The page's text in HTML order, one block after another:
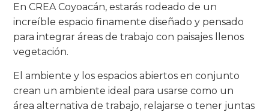
En CREA Coyoacán, estarás rodeado de un
increíble espacio finamente diseñado y pensado
para integrar áreas de trabajo con paisajes llenos
vegetación.
El ambiente y los espacios abiertos en conjunto
crean un ambiente ideal para usarse como un
área alternativa de trabajo, relajarse o tener juntas